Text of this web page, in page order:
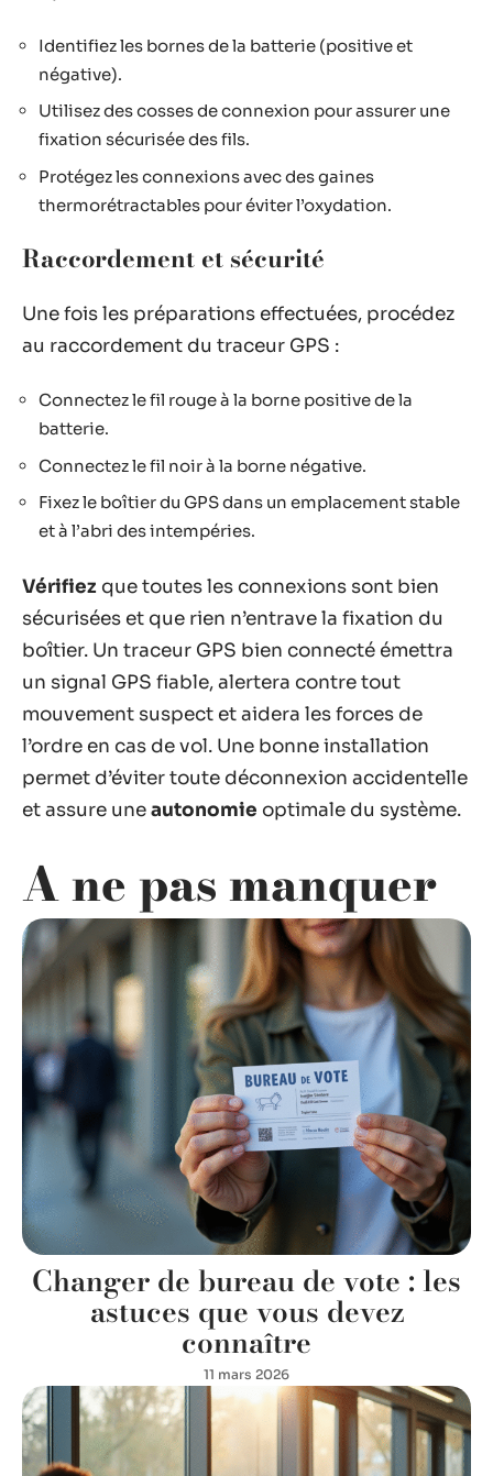
Identifiez les bornes de la batterie (positive et
négative).
Utilisez des cosses de connexion pour assurer une
fixation sécurisée des fils.
Protégez les connexions avec des gaines
thermorétractables pour éviter l’oxydation.
Raccordement et sécurité
Une fois les préparations effectuées, procédez
au raccordement du traceur GPS :
Connectez le fil rouge à la borne positive de la
batterie.
Connectez le fil noir à la borne négative.
Fixez le boîtier du GPS dans un emplacement stable
et à l’abri des intempéries.
Vérifiez que toutes les connexions sont bien
sécurisées et que rien n’entrave la fixation du
boîtier. Un traceur GPS bien connecté émettra
un signal GPS fiable, alertera contre tout
mouvement suspect et aidera les forces de
l’ordre en cas de vol. Une bonne installation
permet d’éviter toute déconnexion accidentelle
et assure uneautonomie optimale du système.
A ne pas manquer
Changer de bureau de vote : les
astuces que vous devez
connaître
11 mars 2026